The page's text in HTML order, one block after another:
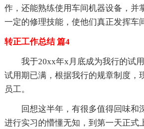
作，还能熟练使用车间机器设备，并
一定的修理技能，使他们真正发挥车
转正工作总结 篇4
我于20xx年x月底成为我行的试
试用期已满，根据我行的规章制度，
员工。
回想这半年，有很多值得回味和
进行实习的懵懂无知，到第一天正式